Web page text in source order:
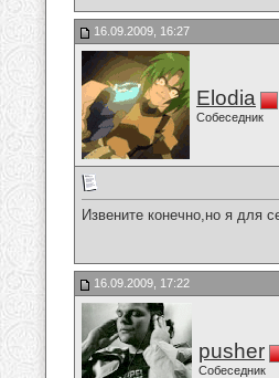
16.09.2009, 16:27
Elodia
Собеседник
Извените конечно,но я для
16.09.2009, 17:22
pusher
Собеседник